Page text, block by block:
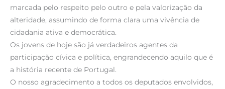
marcada pelo respeito pelo outro e pela valorização da
alteridade, assumindo de forma clara uma vivência de
cidadania ativa e democrática.
Os jovens de hoje são já verdadeiros agentes da
participação cívica e política, engrandecendo aquilo que é
a história recente de Portugal.
O nosso agradecimento a todos os deputados envolvidos,